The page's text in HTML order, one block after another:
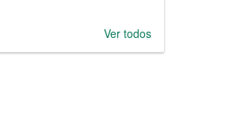
Ver todos